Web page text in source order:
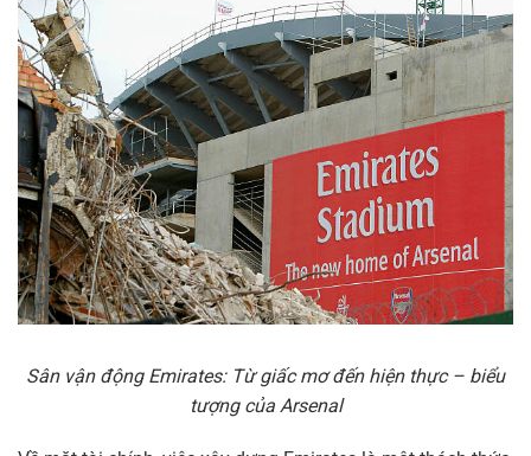
Sân vận động Emirates: Từ giấc mơ đến hiện thực – biểu
tượng của Arsenal